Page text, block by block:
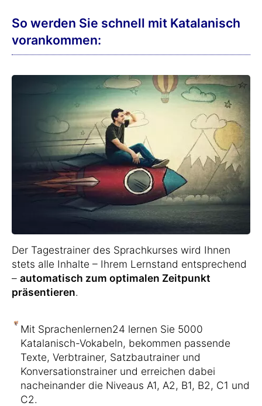
So werden Sie schnell mit Katalanisch
vorankommen:
Der Tagestrainer des Sprachkurses wird Ihnen
stets alle Inhalte – Ihrem Lernstand entsprechend
– automatisch zum optimalen Zeitpunkt
präsentieren.
Mit Sprachenlernen24 lernen Sie 5000
Katalanisch-Vokabeln, bekommen passende
Texte, Verbtrainer, Satzbautrainer und
Konversationstrainer und erreichen dabei
nacheinander die Niveaus A1, A2, B1, B2, C1 und
C2.